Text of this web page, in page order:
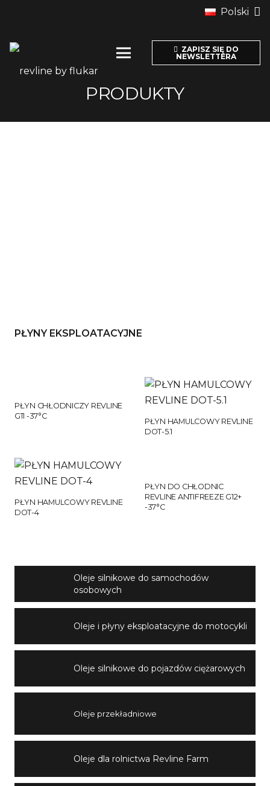
Polski
ZAPISZ SIĘ DO
NEWSLETTERA
PRODUKTY
PŁYNY EKSPLOATACYJNE
PŁYN CHŁODNICZY REVLINE
G11 -37°C
PŁYN HAMULCOWY REVLINE
DOT-5.1
PŁYN HAMULCOWY REVLINE
DOT-4
PŁYN DO CHŁODNIC
REVLINE ANTIFREEZE G12+
-37°C
Oleje silnikowe do samochodów
osobowych
Oleje i płyny eksploatacyjne do motocykli
Oleje silnikowe do pojazdów ciężarowych
Oleje przekładniowe
Oleje dla rolnictwa Revline Farm